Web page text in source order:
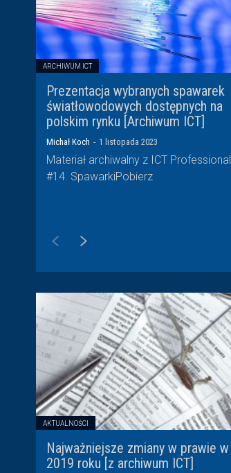
ARCHIWUM ICT
Prezentacja wybranych spawarek
światłowodowych dostępnych na
polskim rynku [Archiwum ICT]
Michał Koch - 1 listopada 2023
Materiał archiwalny z ICT Professional
#14. SpawarkiPobierz
AKTUALNOŚCI
Najważniejsze zmiany w prawie w
2019 roku [z archiwum ICT]